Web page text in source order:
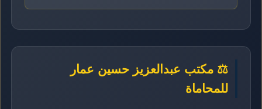
⚖️ مكتب عبدالعزيز حسين عمار
للمحاماة